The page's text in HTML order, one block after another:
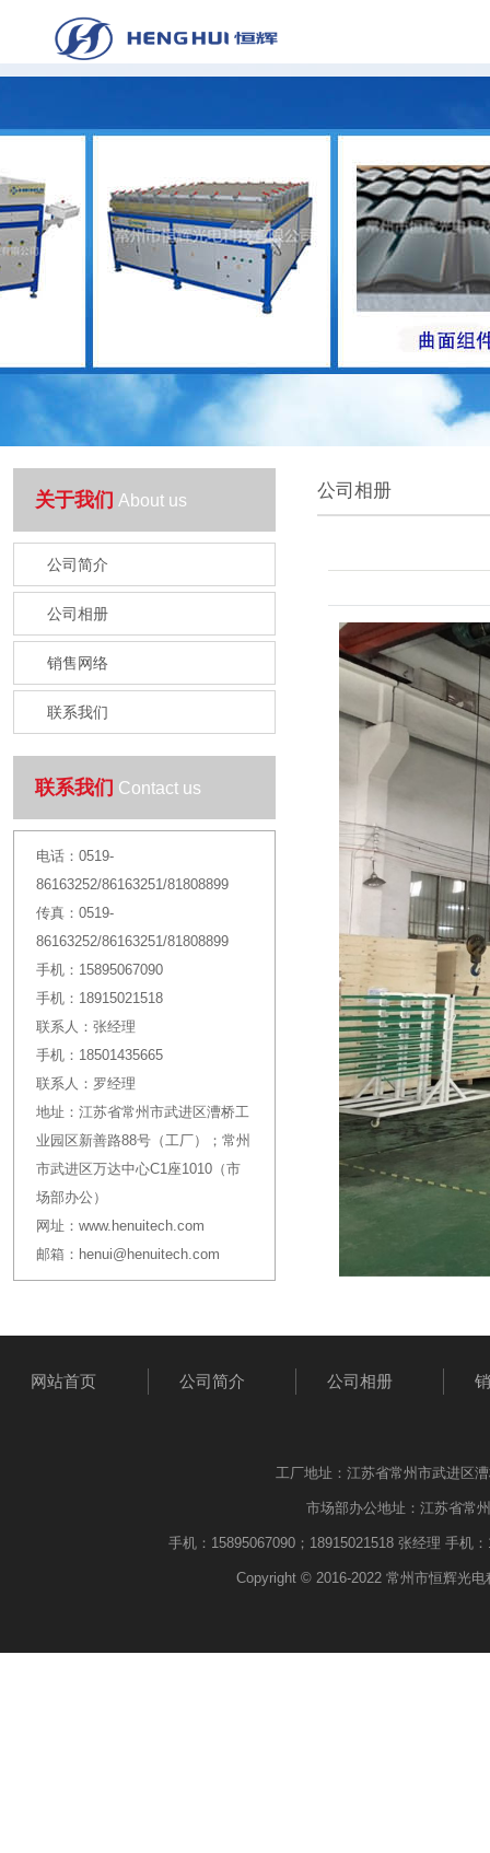
关于我们 About us
公司简介
公司相册
销售网络
联系我们
联系我们 Contact us
电话： 0519-
86163252/86163251/81808899
传真： 0519-
86163252/86163251/81808899
手机： 15895067090
手机： 18915021518
联系人： 张经理
手机： 18501435665
联系人： 罗经理
地址： 江苏省常州市武进区漕桥工
业园区新善路88号（工厂）；常州
市武进区万达中心C1座1010（市
场部办公）
网址： www.henuitech.com
邮箱： henui@henuitech.com
公司相册
网站首页 公司简介 公司相册
工厂地址：江苏省常州市武进区
市场部办公地址：江苏省常
手机：15895067090；18915021518 张经理 手机
Copyright © 2016-2022 常州市恒辉光